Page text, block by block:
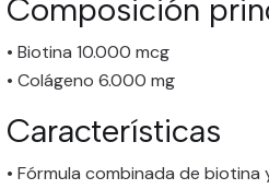
Composición
• Biotina 10.000 mcg
• Colágeno 6.000 mg
Características
• Fórmula combinada de biotina